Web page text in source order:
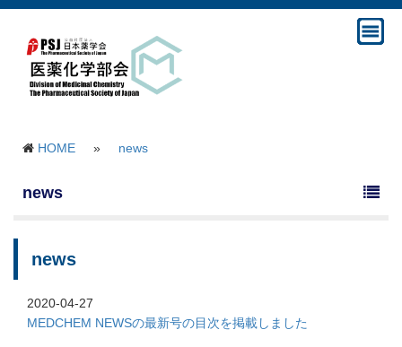
HOME » news
news
news
2020-04-27
MEDCHEM NEWSの最新号の目次を掲載しました